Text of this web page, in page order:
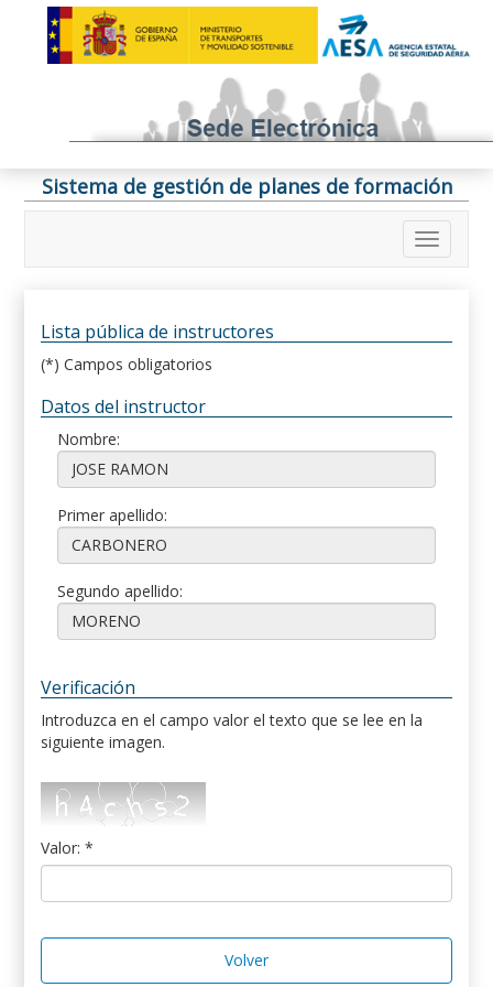
Sistema de gestión de planes de formación
Lista pública de instructores
(*) Campos obligatorios
Datos del instructor
Nombre:
Primer apellido:
Segundo apellido:
Verificación
Introduzca en el campo valor el texto que se lee en la
siguiente imagen.
Valor: *
Volver